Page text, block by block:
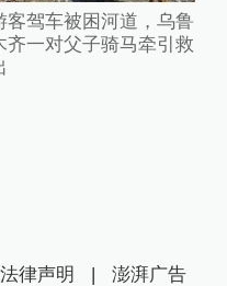
客驾车被困河道，乌鲁
齐一对父子骑马牵引救
法律声明 | 澎湃广告